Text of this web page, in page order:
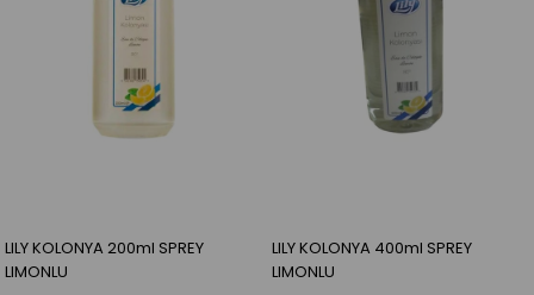
LILY KOLONYA 200ml SPREY
LIMONLU
LILY KOLONYA 400ml SPREY
LIMONLU